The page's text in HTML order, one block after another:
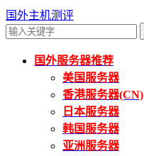
国外主机测评
国外服务器推荐
美国服务器
香港服务器(CN)
日本服务器
韩国服务器
亚洲服务器